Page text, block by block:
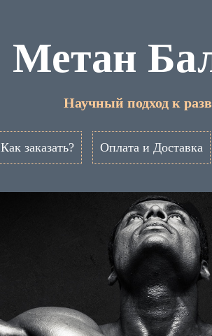
Метан
Научный подход к
Как заказать? Оплата и Доставка